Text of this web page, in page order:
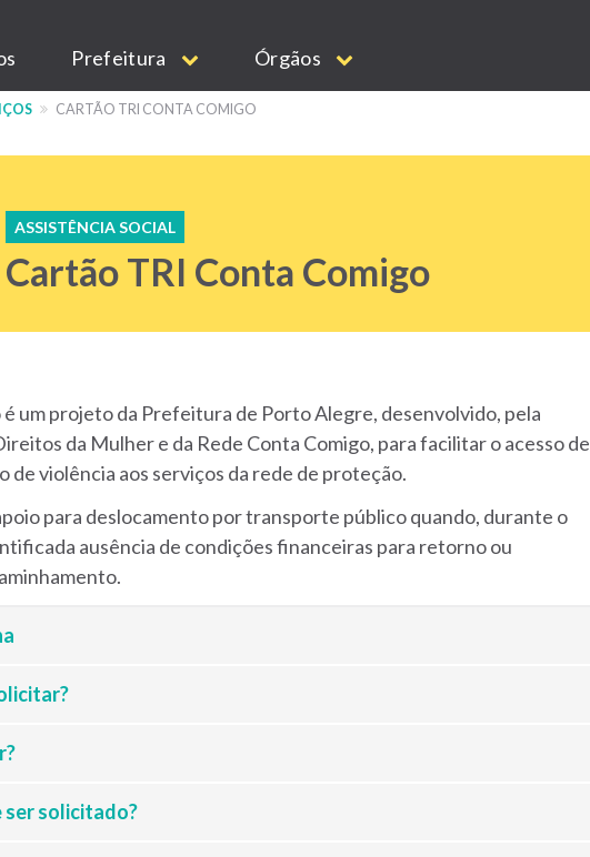
Prefeitura Órgãos
CARTÃO TRI CONTA COMIGO
ASSISTÊNCIA SOCIAL
Cartão TRI Conta Comigo
um projeto da Prefeitura de Porto Alegre, desenvolvido, pela
da Mulher e da Rede Conta Comigo, para facilitar o acesso de
de violência aos serviços da rede de proteção.
para deslocamento por transporte público quando, durante o
ausência de condições financeiras para retorno ou
ser solicitado?